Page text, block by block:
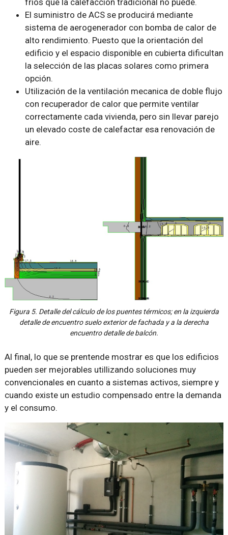
El suministro de ACS se producirá mediante
sistema de aerogenerador con bomba de calor de
alto rendimiento. Puesto que la orientación del
edificio y el espacio disponible en cubierta dificultan
la selección de las placas solares como primera
opción.
Utilización de la ventilación mecanica de doble flujo
con recuperador de calor que permite ventilar
correctamente cada vivienda, pero sin llevar parejo
un elevado coste de calefactar esa renovación de
aire.
Figura 5. Detalle del cálculo de los puentes térmicos; en la izquierda
detalle de encuentro suelo exterior de fachada y a la derecha
encuentro detalle de balcón.
Al final, lo que se prentende mostrar es que los edificios
pueden ser mejorables utillizando soluciones muy
convencionales en cuanto a sistemas activos, siempre y
cuando existe un estudio compensado entre la demanda
y el consumo.